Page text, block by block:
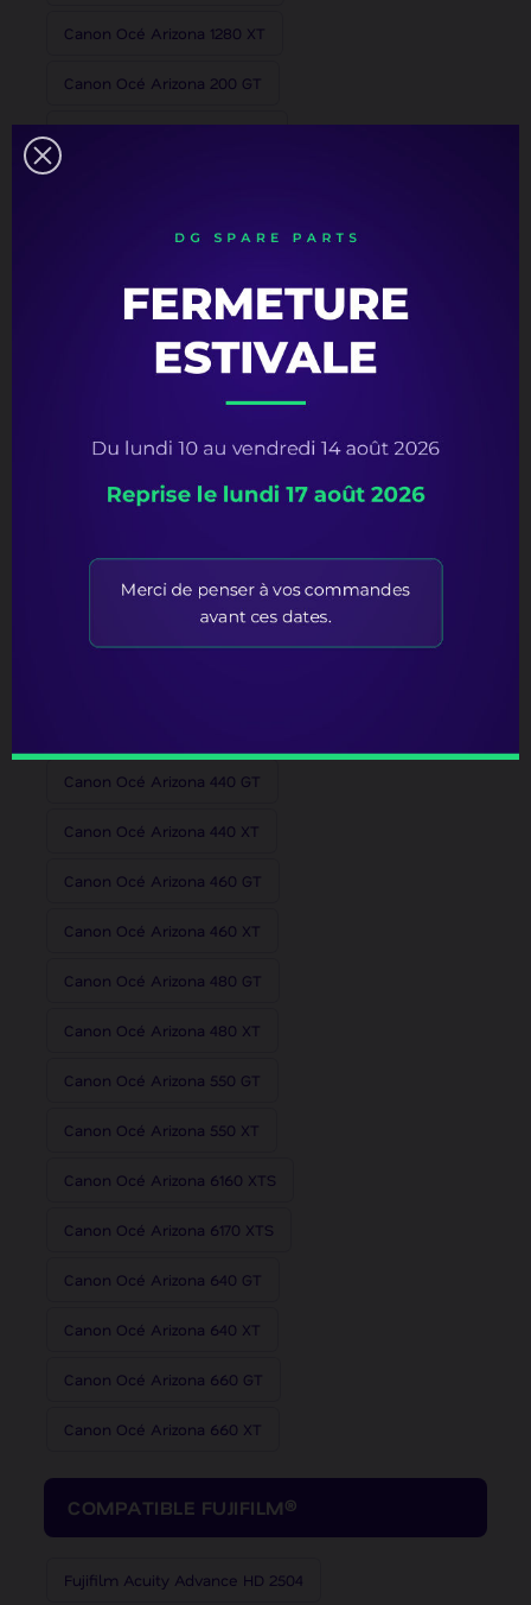
Canon Océ Arizona 1280 XT
Canon Océ Arizona 200 GT
Canon Océ Arizona 2280 GT
Canon Océ Arizona 300 GT
Canon Océ Arizona 350 GT
Canon Océ Arizona 360 GT
Canon Océ Arizona 360 XT
Canon Océ Arizona 440 GT
Canon Océ Arizona 440 XT
Canon Océ Arizona 460 GT
Canon Océ Arizona 460 XT
Canon Océ Arizona 480 GT
Canon Océ Arizona 480 XT
Canon Océ Arizona 550 GT
Canon Océ Arizona 550 XT
Canon Océ Arizona 6160 XTS
Canon Océ Arizona 6170 XTS
Canon Océ Arizona 640 GT
Canon Océ Arizona 640 XT
Canon Océ Arizona 660 GT
Canon Océ Arizona 660 XT
COMPATIBLE FUJIFILM®
Fujifilm Acuity Advance HD 2504